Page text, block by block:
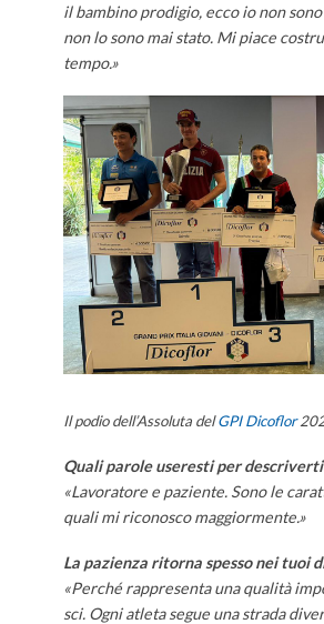
il bambino prodigio, ecco io non
non lo sono mai stato. Mi piace
tempo.»
Il podio dell’Assoluta delGPI Dicoflor
Quali parole useresti per
«Lavoratore e paziente. Sono le
quali mi riconosco maggiormente.»
La pazienza ritorna spesso nei tuoi
«Perché rappresenta una qualità
sci. Ogni atleta segue una strada